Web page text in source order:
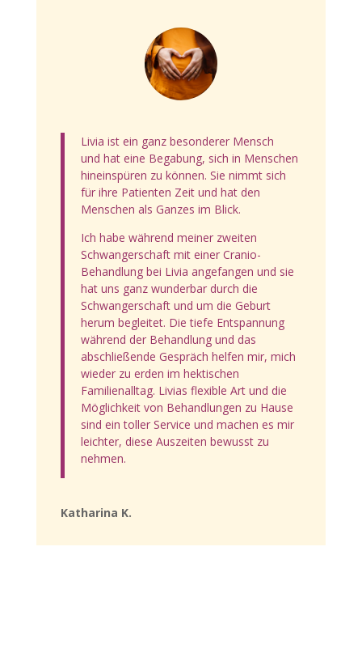
Livia ist ein ganz besonderer Mensch
und hat eine Begabung, sich in Menschen
hineinspüren zu können. Sie nimmt sich
für ihre Patienten Zeit und hat den
Menschen als Ganzes im Blick.
Ich habe während meiner zweiten
Schwangerschaft mit einer Cranio-
Behandlung bei Livia angefangen und sie
hat uns ganz wunderbar durch die
Schwangerschaft und um die Geburt
herum begleitet. Die tiefe Entspannung
während der Behandlung und das
abschließende Gespräch helfen mir, mich
wieder zu erden im hektischen
Familienalltag. Livias flexible Art und die
Möglichkeit von Behandlungen zu Hause
sind ein toller Service und machen es mir
leichter, diese Auszeiten bewusst zu
nehmen.
Katharina K.